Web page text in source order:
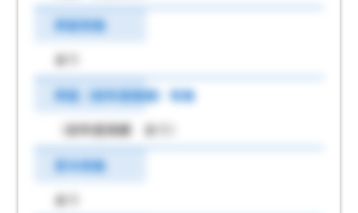
昇給有無
あり
昇給（前年度実績）有無
（前年度実績 あり）
賞与有無
あり